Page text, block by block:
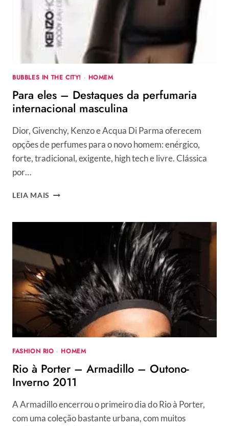
FASHION
RIO
INVERNO
2011
BUBBLES IN THE CITY! · HOMEM
Para eles – Destaques da perfumaria
internacional masculina
Dior, Givenchy, Kenzo e Acqua Di Parma oferecem
opções de perfumes para o novo homem: enérgico,
forte, tradicional, exigente, high tech e livre. Clássica
por…
LEIA MAIS PARA
DESTAQUES
INTERNACIONAL
MASCULINA
FASHION RIO · HOMEM
Rio à Porter – Armadillo – Outono-
Inverno 2011
A Armadillo encerrou o primeiro dia do Rio à Porter,
com uma coleção bastante urbana, com muitos